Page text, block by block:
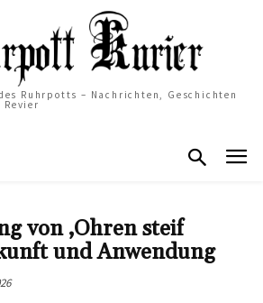
Ruhrpotts – Nachrichten, Geschichten
Revier
von ‚Ohren steif
und Anwendung